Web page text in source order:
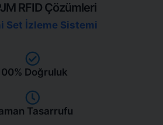
RFID Çözümleri
Set İzleme Sistemi
İlaç Stok Takibi
Numune Tüp Takibi
Set İzleme Sistemi
Doğruluk
Tasarrufu